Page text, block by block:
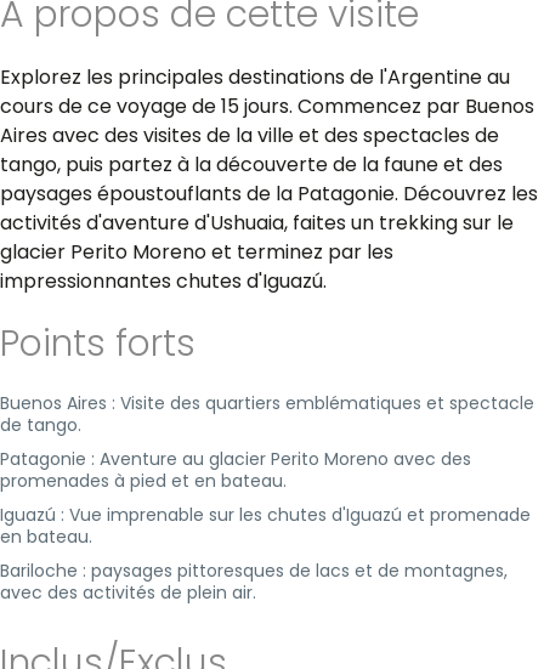
A propos de cette visite
Explorez les principales destinations de l'Argentine au
cours de ce voyage de 15 jours. Commencez par Buenos
Aires avec des visites de la ville et des spectacles de
tango, puis partez à la découverte de la faune et des
paysages époustouflants de la Patagonie. Découvrez les
activités d'aventure d'Ushuaia, faites un trekking sur le
glacier Perito Moreno et terminez par les
impressionnantes chutes d'Iguazú.
Points forts
Buenos Aires : Visite des quartiers emblématiques et spectacle
de tango.
Patagonie : Aventure au glacier Perito Moreno avec des
promenades à pied et en bateau.
Iguazú : Vue imprenable sur les chutes d'Iguazú et promenade
en bateau.
Bariloche : paysages pittoresques de lacs et de montagnes,
avec des activités de plein air.